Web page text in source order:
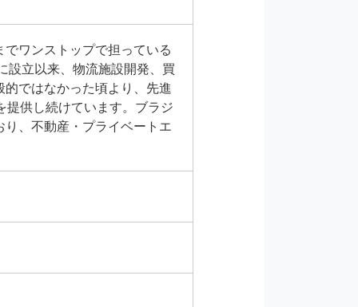
ワンストップで担っている
設立以来、物流施設開発、買
ではなかった頃より、先進
提供し続けています。ブラジ
、不動産・プライベートエ